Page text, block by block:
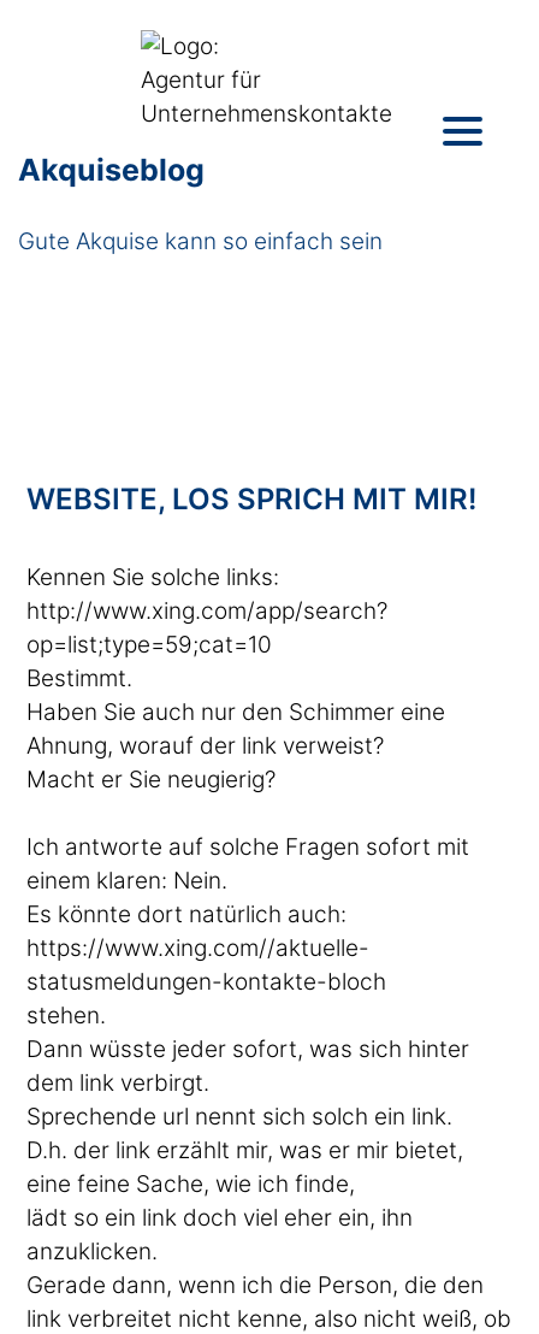
Akquiseblog
Gute Akquise kann so einfach sein
WEBSITE, LOS SPRICH MIT MIR!
Kennen Sie solche links:
http://www.xing.com/app/search?
op=list;type=59;cat=10
Bestimmt.
Haben Sie auch nur den Schimmer eine
Ahnung, worauf der link verweist?
Macht er Sie neugierig?
Ich antworte auf solche Fragen sofort mit
einem klaren: Nein.
Es könnte dort natürlich auch:
https://www.xing.com//aktuelle-
statusmeldungen-kontakte-bloch
stehen.
Dann wüsste jeder sofort, was sich hinter
dem link verbirgt.
Sprechende url nennt sich solch ein link.
D.h. der link erzählt mir, was er mir bietet,
eine feine Sache, wie ich finde,
lädt so ein link doch viel eher ein, ihn
anzuklicken.
Gerade dann, wenn ich die Person, die den
link verbreitet nicht kenne, also nicht weiß, ob